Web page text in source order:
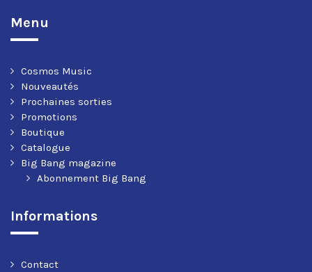
Menu
Cosmos Music
Nouveautés
Prochaines sorties
Promotions
Boutique
Catalogue
Big Bang magazine
Abonnement Big Bang
Informations
Contact